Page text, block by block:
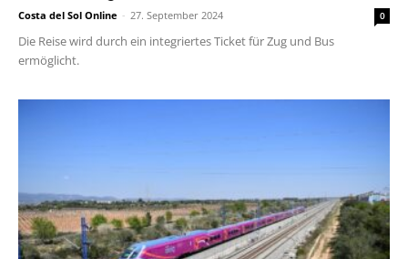
Costa del Sol Online - 27. September 2024 0
Die Reise wird durch ein integriertes Ticket für Zug und Bus
ermöglicht.